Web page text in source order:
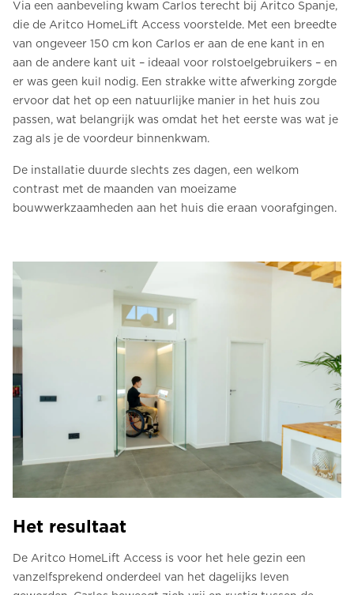
Via een aanbeveling kwam Carlos terecht bij Aritco Spanje,
die de Aritco HomeLift Access voorstelde. Met een breedte
van ongeveer 150 cm kon Carlos er aan de ene kant in en
aan de andere kant uit – ideaal voor rolstoelgebruikers – en
er was geen kuil nodig. Een strakke witte afwerking zorgde
ervoor dat het op een natuurlijke manier in het huis zou
passen, wat belangrijk was omdat het het eerste was wat je
zag als je de voordeur binnenkwam.
De installatie duurde slechts zes dagen, een welkom
contrast met de maanden van moeizame
bouwwerkzaamheden aan het huis die eraan voorafgingen.
Het resultaat
De Aritco HomeLift Access is voor het hele gezin een
vanzelfsprekend onderdeel van het dagelijks leven